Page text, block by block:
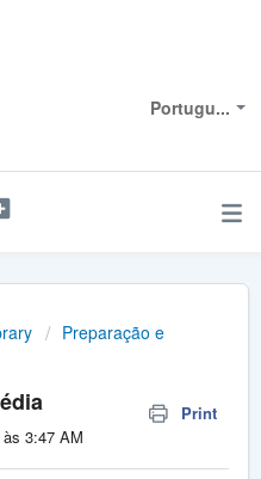
Portugu...
Preparação e
Print
3:47 AM